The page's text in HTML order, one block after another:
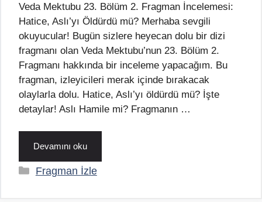
Veda Mektubu 23. Bölüm 2. Fragman İncelemesi:
Hatice, Aslı’yı Öldürdü mü? Merhaba sevgili
okuyucular! Bugün sizlere heyecan dolu bir dizi
fragmanı olan Veda Mektubu’nun 23. Bölüm 2.
Fragmanı hakkında bir inceleme yapacağım. Bu
fragman, izleyicileri merak içinde bırakacak
olaylarla dolu. Hatice, Aslı’yı öldürdü mü? İşte
detaylar! Aslı Hamile mi? Fragmanın …
Devamını oku
Kategoriler
Fragman İzle